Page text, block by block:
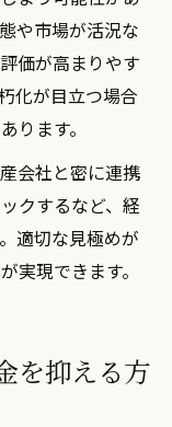
や市場が活況な
価が高まりやす
化が目立つ場合
ります。
会社と密に連携
クするなど、経
適切な見極めが
実現できます。
を抑える方